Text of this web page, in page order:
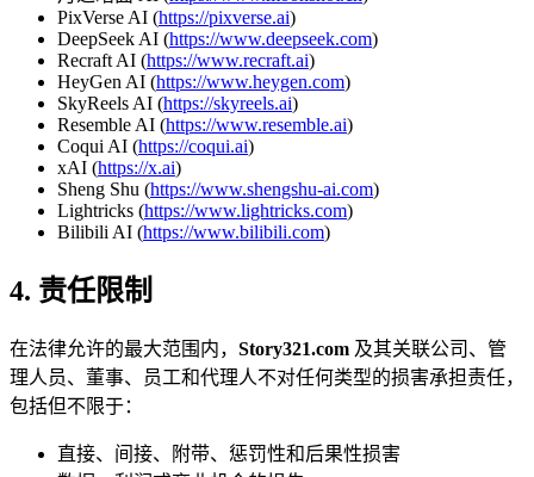
PixVerse AI (https://pixverse.ai)
DeepSeek AI (https://www.deepseek.com)
Recraft AI (https://www.recraft.ai)
HeyGen AI (https://www.heygen.com)
SkyReels AI (https://skyreels.ai)
Resemble AI (https://www.resemble.ai)
Coqui AI (https://coqui.ai)
xAI (https://x.ai)
Sheng Shu (https://www.shengshu-ai.com)
Lightricks (https://www.lightricks.com)
Bilibili AI (https://www.bilibili.com)
4. 责任限制
在法律允许的最大范围内， Story321.com 及其关联公司、管
理人员、董事、员工和代理人不对任何类型的损害承担责任，
包括但不限于：
直接、间接、附带、惩罚性和后果性损害